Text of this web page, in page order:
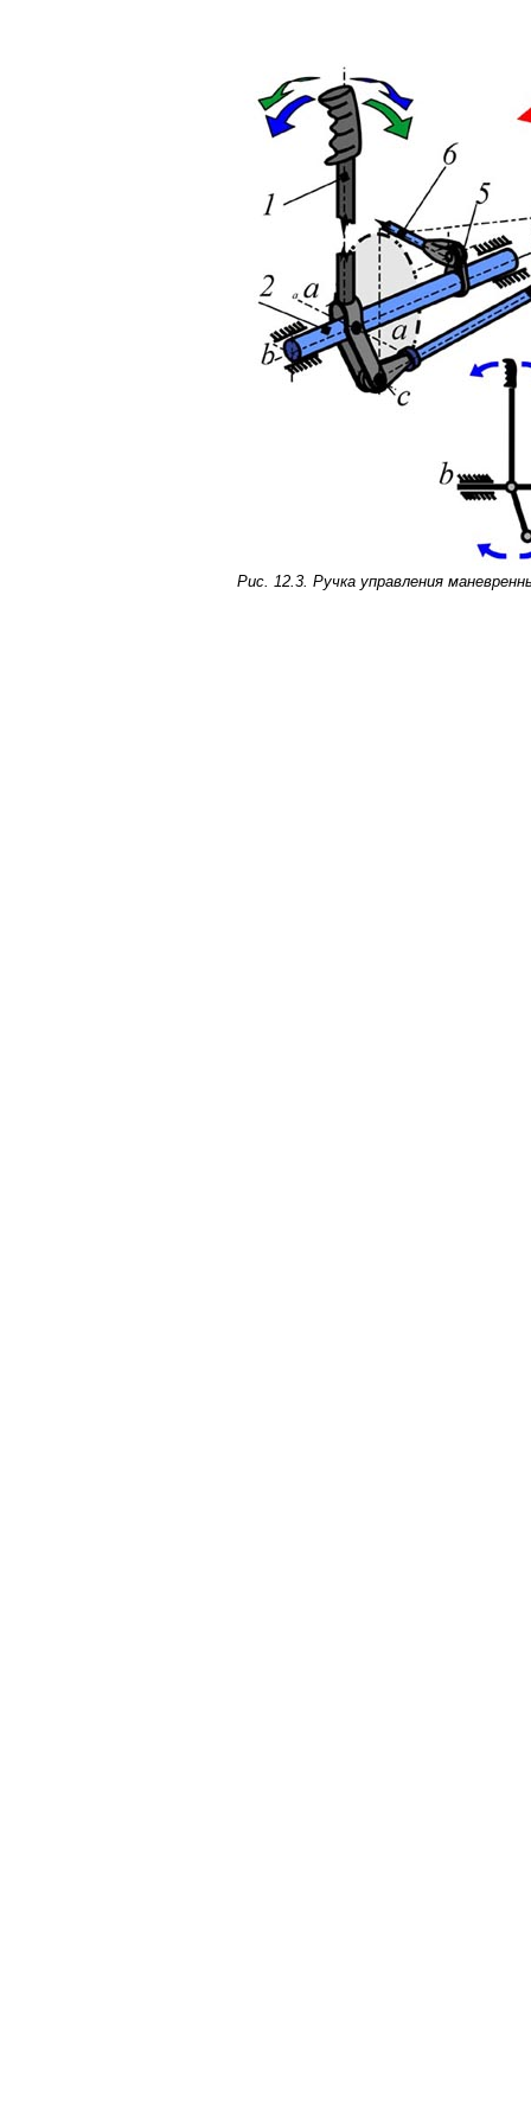
Рис. 12.3. Ручка управления